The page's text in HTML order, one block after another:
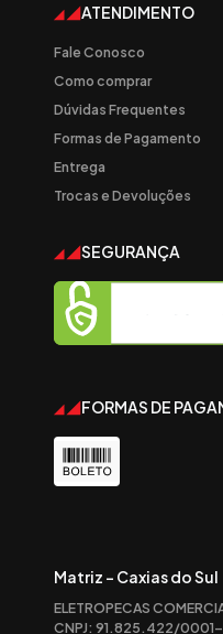
ATENDIMENTO
Fale Conosco
Como comprar
Dúvidas Frequentes
Formas de Pagamento
Entrega
Trocas e Devoluções
SEGURANÇA
FORMAS DE
Matriz - Caxias do Sul
ELETROPECAS
CNPJ: 91.825.422/0001-